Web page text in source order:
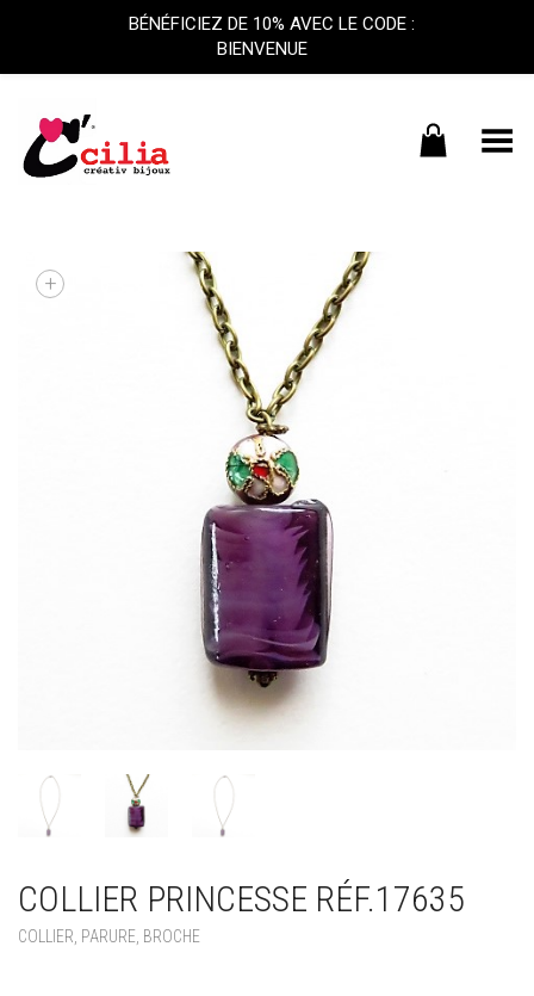
Basculer le menu
+
COLLIER PRINCESSE RÉF.17635
COLLIER, PARURE, BROCHE
BÉNÉFICIEZ DE 10% AVEC LE CODE :
BIENVENUE